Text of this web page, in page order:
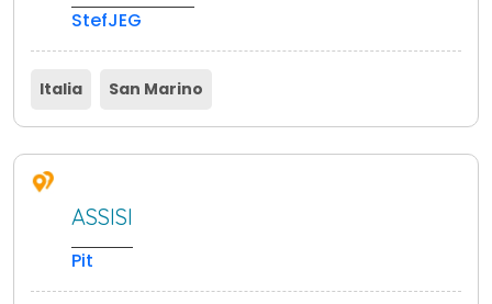
StefJEG
Italia San Marino
ASSISI
Pit